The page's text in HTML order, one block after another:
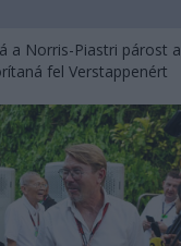
a Norris-Piastri párost a
fel Verstappenért